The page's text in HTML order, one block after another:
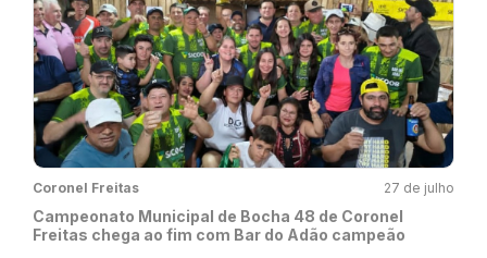
Coronel Freitas 27 de julho
Campeonato Municipal de Bocha 48 de Coronel
Freitas chega ao fim com Bar do Adão campeão